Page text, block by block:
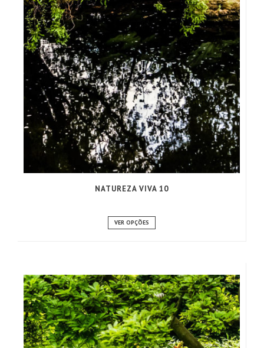
NATUREZA VIVA 10
VER OPÇÕES